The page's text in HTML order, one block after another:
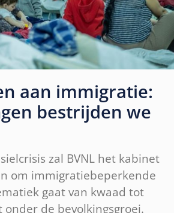
aan immigratie:
bestrijden we
zal BVNL het kabinet
om immigratiebeperkende
gaat van kwaad tot
de bevolkingsgroei.